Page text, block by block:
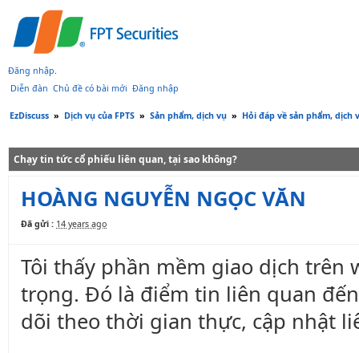
Đăng nhập.
Diễn đàn Chủ đề có bài mới Đăng nhập
EzDiscuss » Dịch vụ của FPTS » Sản phẩm, dịch vụ » Hỏi đáp về sản phẩm, dịch
Chạy tin tức cổ phiếu liên quan, tại sao không?
HOÀNG NGUYỄN NGỌC VĂN
Đã gửi : 14 years ago
Tôi thấy phần mềm giao dịch trên
trọng. Đó là điểm tin liên quan
dõi theo thời gian thực, cập nhật